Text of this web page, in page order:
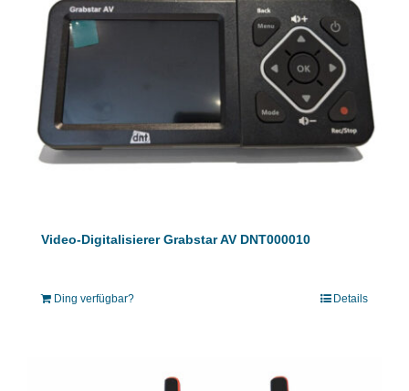
Video-Digitalisierer Grabstar AV DNT000010
Ding verfügbar? Details